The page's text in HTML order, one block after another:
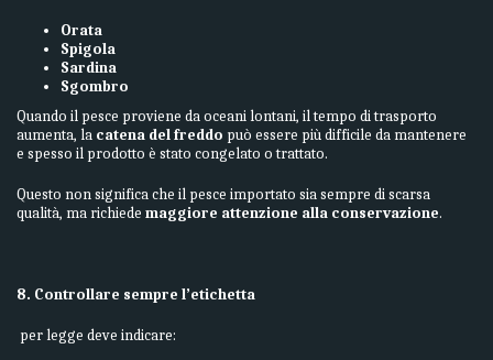
Orata
Spigola
Sardina
Sgombro
Quando il pesce proviene da oceani lontani, il tempo di trasporto
aumenta, la catena del freddo può essere più difficile da mantenere
e spesso il prodotto è stato congelato o trattato.
Questo non significa che il pesce importato sia sempre di scarsa
qualità, ma richiede maggiore attenzione alla conservazione.
8. Controllare sempre l’etichetta
per legge deve indicare: